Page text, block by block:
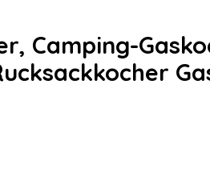
Camping-